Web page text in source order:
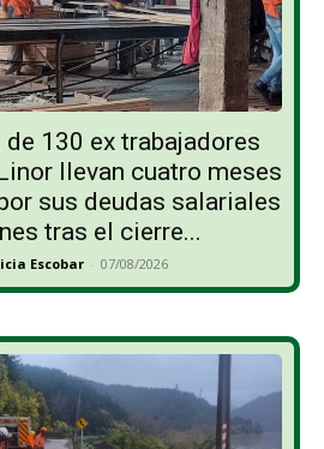
130 ex trabajadores
llevan cuatro meses
sus deudas salariales
tras el cierre...
Escobar - 07/08/2026